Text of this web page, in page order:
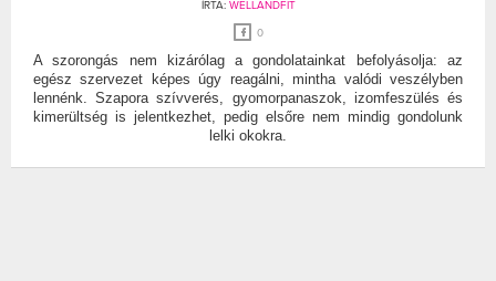
ÍRTA: WELLANDFIT
0
A szorongás nem kizárólag a gondolatainkat befolyásolja: az
egész szervezet képes úgy reagálni, mintha valódi veszélyben
lennénk. Szapora szívverés, gyomorpanaszok, izomfeszülés és
kimerültség is jelentkezhet, pedig elsőre nem mindig gondolunk
lelki okokra.